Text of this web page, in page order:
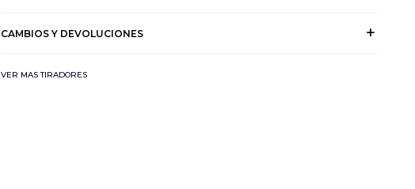
CAMBIOS Y DEVOLUCIONES
VER MAS TIRADORES